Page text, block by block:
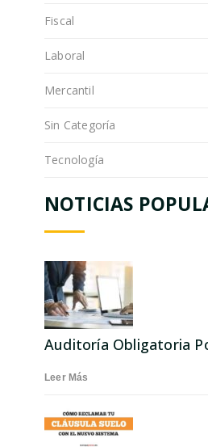
Fiscal
Laboral
Mercantil
Sin Categoría
Tecnología
NOTICIAS
Auditoría Obligatoria
Leer Más